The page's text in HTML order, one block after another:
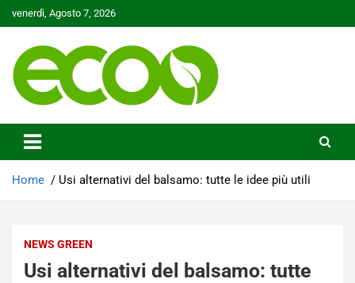
to
venerdì, Agosto 7, 2026
Ecoo.it
Home Usi alternativi del balsamo: tutte le idee più utili
NEWS GREEN
Usi alternativi del balsamo: tutte